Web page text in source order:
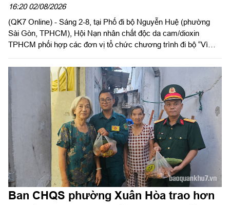
cam"
16:20 02/08/2026
(QK7 Online) - Sáng 2-8, tại Phố đi bộ Nguyễn Huệ (phường
Sài Gòn, TPHCM), Hội Nạn nhân chất độc da cam/dioxin
TPHCM phối hợp các đơn vị tổ chức chương trình đi bộ “Vì
năm Ngày Thảm họa da cam ở Việt Nam (10-8-1961 - 10-8-
Ban CHQS phường Xuân Hòa trao hơn